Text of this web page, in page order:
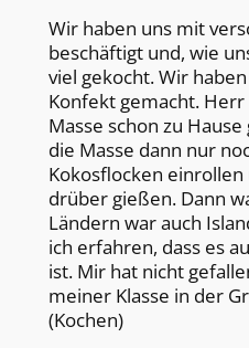
Wir haben uns mit
beschäftigt und, wie
viel gekocht. Wir
Konfekt gemacht.
Masse schon zu
die Masse dann nur
Kokosflocken
drüber gießen. Dann
Ländern war auch
ich erfahren, dass es
ist. Mir hat nicht
meiner Klasse in der
(Kochen)